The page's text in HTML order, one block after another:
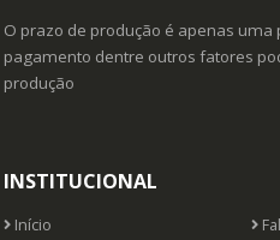
O prazo de produção é apenas uma
pagamento dentre outros fatores
produção
INSTITUCIONAL
Início